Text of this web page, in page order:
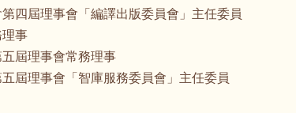
四屆理事會「編譯出版委員會」主任委員
事
屆理事會常務理事
屆理事會「智庫服務委員會」主任委員